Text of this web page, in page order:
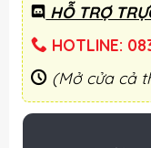
HỖ TRỢ
HOTLINE:
(Mở cửa cả